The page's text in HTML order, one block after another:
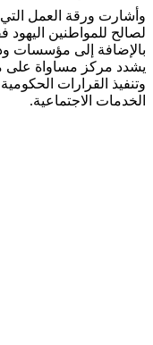
وأشارت ورقة العمل
لصالح للمواطنين اليهود
بالإضافة إلى مؤسسات
يشدد مركز مساواة على
وتنفيذ القرارات
الخدمات الاجتماعية.